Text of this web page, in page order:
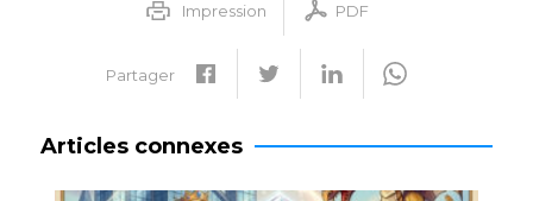
Impression PDF
Partager
Articles connexes